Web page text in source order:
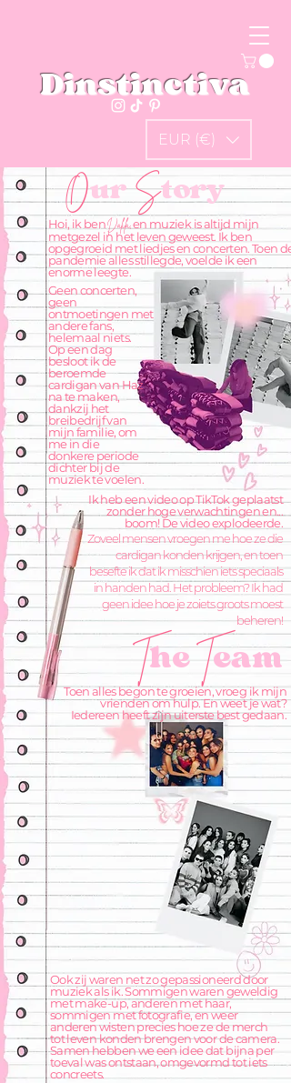
Dinstinctiva
EUR (€)
Hoi, ik benDalila,en muziek is altijd mijn
metgezel in het leven geweest. Ik ben
opgegroeid met liedjes en concerten. Toen de
pandemie alles stillegde, voelde ik een
enorme leegte.
Op een dag
besloot ik de
beroemde
cardigan van Haz
na te maken,
dankzij het
breibedrijf van
mijn familie, om
me in die
donkere periode
dichter bij de
muziek te voelen.
Zoveel mensen vroegen me hoe ze die
cardigan konden krijgen, en toen
besefte ik dat ik misschien iets speciaals
in handen had. Het probleem? Ik had
geen idee hoe je zoiets groots moest
beheren!
Ik heb een video op TikTok geplaatst
zonder hoge verwachtingen en...
boom! De video explodeerde.
Geen concerten,
geen
ontmoetingen met
andere fans,
helemaal niets.
Our Story
TheTeam
Ook zij waren net zo gepassioneerd door
muziek als ik. Sommigen waren geweldig
met make-up, anderen met haar,
sommigen met fotografie, en weer
anderen wisten precies hoe ze de merch
tot leven konden brengen voor de camera.
Samen hebben we een idee dat bijna per
toeval was ontstaan, omgevormd tot iets
concreets.
Toen alles begon te groeien, vroeg ik mijn
vrienden om hulp. En weet je wat?
Iedereen heeft zijn uiterste best gedaan.